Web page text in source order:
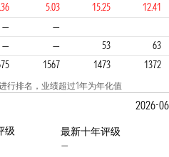
5.03 15.25
12.41
— —
3 3 4
— — 53
63
1567 1473 1372
行排名，业绩超过1年为年化值
2026-06
级
最新十年评级
—